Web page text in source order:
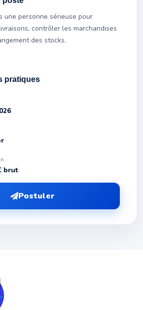
une personne sérieuse pour
contrôler les marchandises
des stocks.
pratiques
brut
Postuler